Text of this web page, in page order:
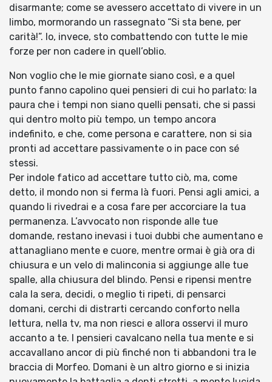
disarmante; come se avessero accettato di vivere in un
limbo, mormorando un rassegnato “Si sta bene, per
carità!”. Io, invece, sto combattendo con tutte le mie
forze per non cadere in quell’oblio.
Non voglio che le mie giornate siano così, e a quel
punto fanno capolino quei pensieri di cui ho parlato: la
paura che i tempi non siano quelli pensati, che si passi
qui dentro molto più tempo, un tempo ancora
indefinito, e che, come persona e carattere, non si sia
pronti ad accettare passivamente o in pace con sé
stessi.
Per indole fatico ad accettare tutto ciò, ma, come
detto, il mondo non si ferma là fuori. Pensi agli amici, a
quando li rivedrai e a cosa fare per accorciare la tua
permanenza. L’avvocato non risponde alle tue
domande, restano inevasi i tuoi dubbi che aumentano e
attanagliano mente e cuore, mentre ormai è già ora di
chiusura e un velo di malinconia si aggiunge alle tue
spalle, alla chiusura del blindo. Pensi e ripensi mentre
cala la sera, decidi, o meglio ti ripeti, di pensarci
domani, cerchi di distrarti cercando conforto nella
lettura, nella tv, ma non riesci e allora osservi il muro
accanto a te. I pensieri cavalcano nella tua mente e si
accavallano ancor di più finché non ti abbandoni tra le
braccia di Morfeo. Domani è un altro giorno e si inizia